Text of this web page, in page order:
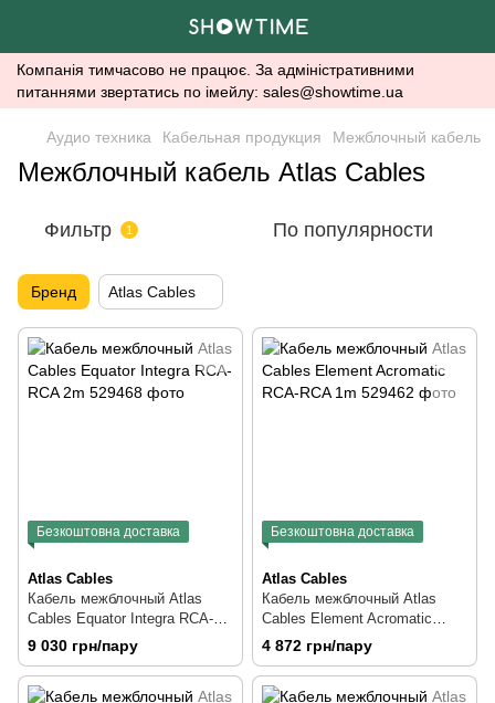
Компанія тимчасово не працює. За адміністративними
питаннями звертатись по імейлу: sales@showtime.ua
Аудио техника Кабельная продукция Межблочный кабель
Межблочный кабель Atlas Cables
Фильтр 1 По популярности
Бренд Atlas Cables
Безкоштовна доставка
Atlas Cables
Кабель межблочный Atlas
Cables Equator Integra RCA-
RCA 2m
9 030 грн/пару
Безкоштовна доставка
Atlas Cables
Кабель межблочный Atlas
Cables Element Acromatic
RCA-RCA 1m
4 872 грн/пару